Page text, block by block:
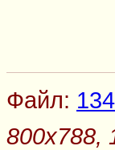
Файл:
800x788,